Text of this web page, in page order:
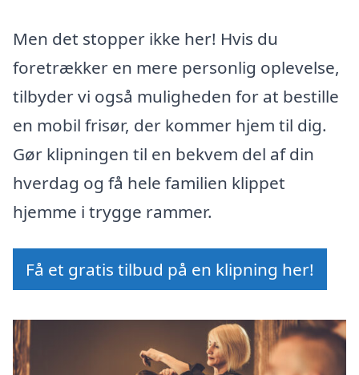
Men det stopper ikke her! Hvis du
foretrækker en mere personlig oplevelse,
tilbyder vi også muligheden for at bestille
en mobil frisør, der kommer hjem til dig.
Gør klipningen til en bekvem del af din
hverdag og få hele familien klippet
hjemme i trygge rammer.
Få et gratis tilbud på en klipning her!